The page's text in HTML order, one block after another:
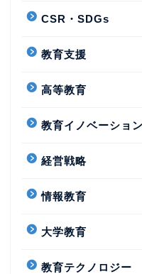
CSR・SDGs
教育支援
高等教育
教育イノベーション
経営戦略
情報教育
大学教育
教育テクノロジー